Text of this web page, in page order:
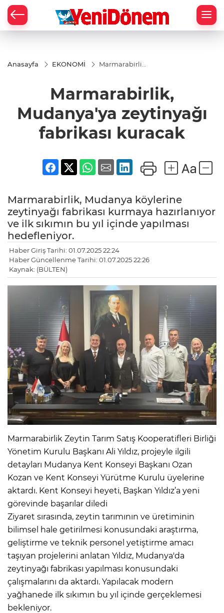
Anasayfa EKONOMİ
Marmarabirlik,
kuracak
Marmarabirlik,
Mudanya'ya zeytinyağı
fabrikası kuracak
Marmarabirlik, Mudanya köylerine
zeytinyağı fabrikası kurmaya hazırlanıyor
ve ilk sıkımın bu yıl içinde yapılması
hedefleniyor.
Haber Giriş Tarihi: 01.07.2025 22:24
Haber Güncellenme Tarihi: 01.07.2025 22:26
Kaynak: (BÜLTEN)
Marmarabirlik Zeytin Tarım Satış Kooperatifleri Birliği
Yönetim Kurulu Başkanı Ali Yıldız, projeyle ilgili
detayları Mudanya Kent Konseyi Başkanı Ozan
Kozan ve Kent Konseyi Yürütme Kurulu üyelerine
aktardı. Kent Konseyi heyeti, Başkan Yıldız’a yeni
görevinde başarılar diledi
Ziyaret sırasında, zeytin tarımının ve üretiminin
bilimsel hale getirilmesi konusundaki araştırma,
geliştirme ve teknik personel yetiştirme amacı
taşıyan projelerini anlatan Yıldız, Mudanya'da
zeytinyağı fabrikası yapılması konusundaki
çalışmalarını da aktardı. Yapılacak modern
yağhanede ilk sıkımın bu yıl içinde gerçeklemesi
bekleniyor.